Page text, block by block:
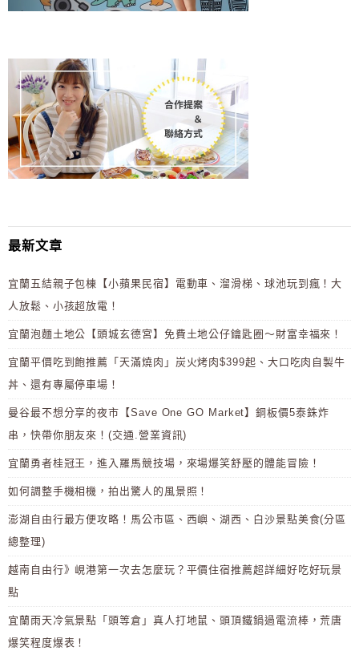
最新文章
宜蘭五結親子包棟【小蘋果民宿】電動車、溜滑梯、球池玩到瘋！大
人放鬆、小孩超放電！
宜蘭泡麵土地公【頭城玄德宮】免費土地公仔鑰匙圈～財富幸福來！
宜蘭平價吃到飽推薦「天滿燒肉」炭火烤肉$399起、大口吃肉自製牛
丼、還有專屬停車場！
曼谷最不想分享的夜市【Save One GO Market】銅板價5泰銖炸
串，快帶你朋友來！(交通.營業資訊)
宜蘭勇者桂冠王，進入羅馬競技場，來場爆笑舒壓的體能冒險！
如何調整手機相機，拍出驚人的風景照！
澎湖自由行最方便攻略！馬公市區、西嶼、湖西、白沙景點美食(分區
總整理)
越南自由行》峴港第一次去怎麼玩？平價住宿推薦超詳細好吃好玩景
點
宜蘭雨天冷氣景點「頭等倉」真人打地鼠、頭頂鐵鍋過電流棒，荒唐
爆笑程度爆表！